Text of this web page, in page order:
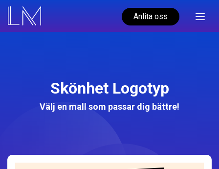
Anlita oss
Skönhet Logotyp
Välj en mall som passar dig bättre!